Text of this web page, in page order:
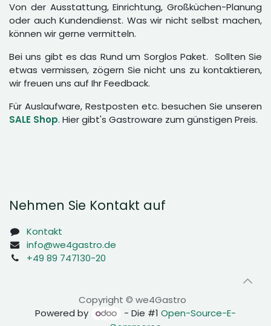
Von der Ausstattung, Einrichtung, Großküchen-Planung
oder auch Kundendienst. Was wir nicht selbst machen,
können wir gerne vermitteln.
Bei uns gibt es das Rund um Sorglos Paket. Sollten Sie
etwas vermissen, zögern Sie nicht uns zu kontaktieren,
wir freuen uns auf Ihr Feedback.
Für Auslaufware, Restposten etc. besuchen Sie unseren
SALE Shop. Hier gibt's Gastroware zum günstigen Preis.
Nehmen Sie Kontakt auf
Kontakt
info@we4gastro.de
+49 89 747130-20
Copyright © we4Gastro
Powered by
- Die #1Open-Source-E-